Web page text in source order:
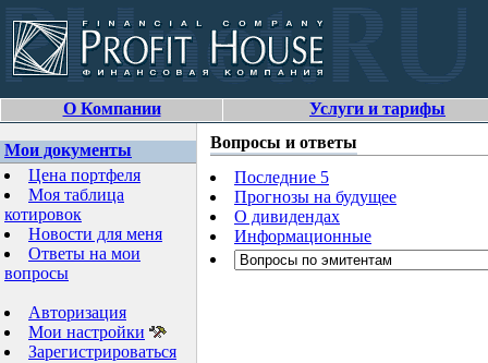
О Компании Услуги и тарифы
Мои документы
Цена портфеля
Моя таблица
котировок
Новости для меня
Ответы на мои
вопросы
Авторизация
Мои настройки
Зарегистрироваться
Вопросы и ответы
Последние 5
Прогнозы на будущее
О дивидендах
Информационные